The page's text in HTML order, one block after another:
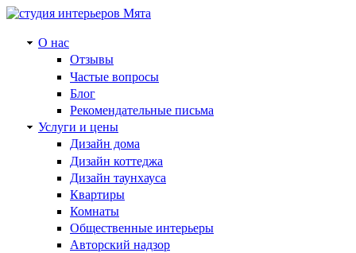
О нас
Отзывы
Частые вопросы
Блог
Рекомендательные письма
Услуги и цены
Дизайн дома
Дизайн коттеджа
Дизайн таунхауса
Квартиры
Комнаты
Общественные интерьеры
Авторский надзор